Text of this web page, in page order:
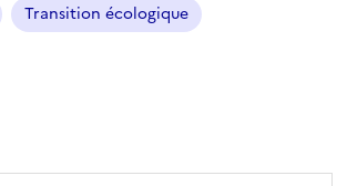
Transition écologique